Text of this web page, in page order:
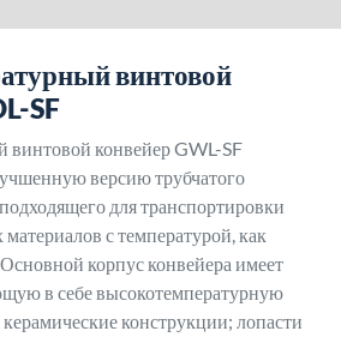
винтовой
SF
конвейер GWL-SF
версию трубчатого
для транспортировки
с температурой, как
корпус конвейера имеет
в себе высокотемпературную
конструкции; лопасти